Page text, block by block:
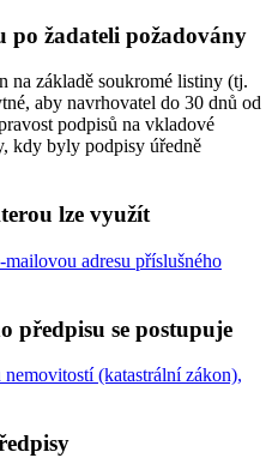
po žadateli požadovány
na základě soukromé listiny (tj.
aby navrhovatel do 30 dnů od
podpisů na vkladové
kdy byly podpisy úředně
lze využít
mailovou adresu příslušného
předpisu se postupuje
(katastrální zákon),